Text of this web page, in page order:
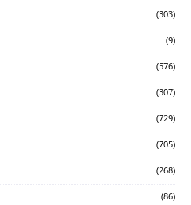
(303)
(9)
(576)
(307)
(729)
(705)
(268)
(86)